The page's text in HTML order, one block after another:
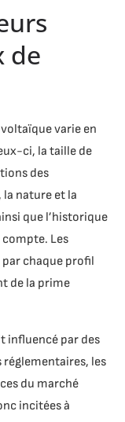
de
varie en
ci, la taille de
des
nature et la
que l’historique
compte. Les
chaque profil
de la prime
influencé par des
les
du marché
incitées à